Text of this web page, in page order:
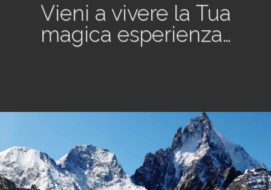
Vieni a vivere la Tua
magica esperienza…